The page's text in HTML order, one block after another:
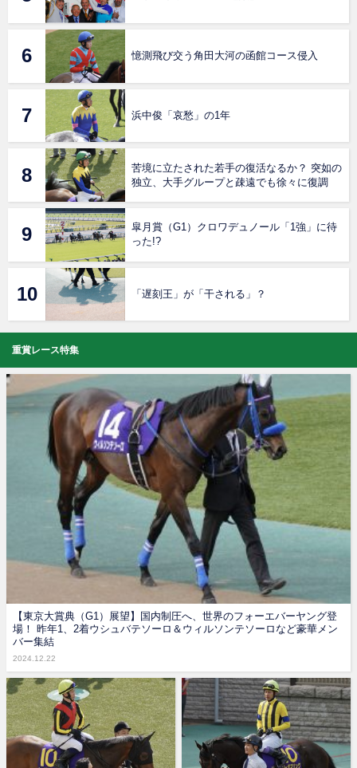
憶測飛び交う角田大河の函館コース侵入
浜中俊「哀愁」の1年
苦境に立たされた若手の復活なるか？ 突如の
独立、大手グループと疎遠でも徐々に復調
皐月賞（G1）クロワデュノール「1強」に待
った!?
「遅刻王」が「干される」？
重賞レース特集
【東京大賞典（G1）展望】国内制圧へ、世界のフォーエバーヤング登
場！ 昨年1、2着ウシュバテソーロ＆ウィルソンテソーロなど豪華メン
バー集結
2024.12.22